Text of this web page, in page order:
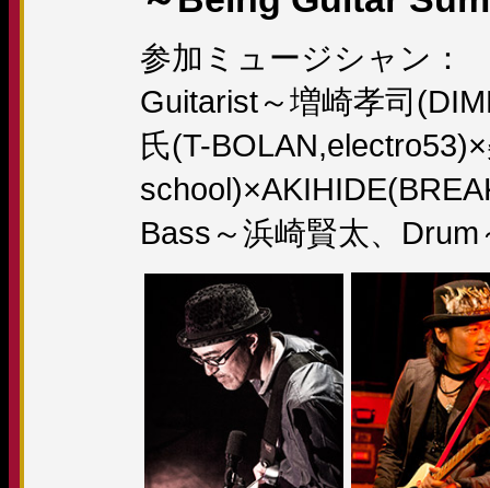
参加ミュージシャン：
Guitarist～増崎孝司
氏(T-
Bass～浜崎賢太、Drum